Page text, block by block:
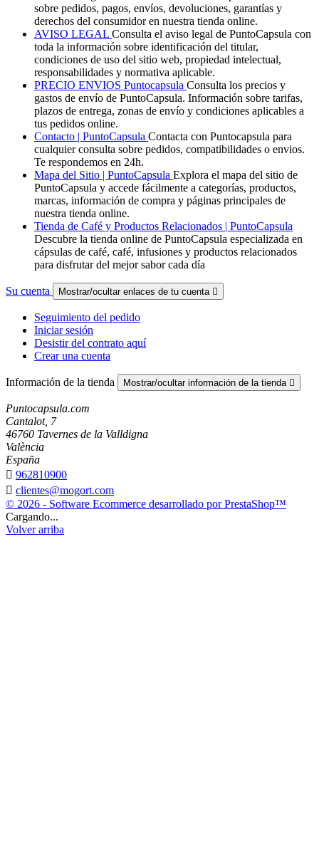
sobre pedidos, pagos, envíos, devoluciones, garantías y
derechos del consumidor en nuestra tienda online.
AVISO LEGAL Consulta el aviso legal de PuntoCapsula con
toda la información sobre identificación del titular,
condiciones de uso del sitio web, propiedad intelectual,
responsabilidades y normativa aplicable.
PRECIO ENVIOS Puntocapsula Consulta los precios y
gastos de envío de PuntoCapsula. Información sobre tarifas,
plazos de entrega, zonas de envío y condiciones aplicables a
tus pedidos online.
Contacto | PuntoCapsula Contacta con Puntocapsula para
cualquier consulta sobre pedidos, compatibilidades o envios.
Te respondemos en 24h.
Mapa del Sitio | PuntoCapsula Explora el mapa del sitio de
PuntoCapsula y accede fácilmente a categorías, productos,
marcas, información de compra y páginas principales de
nuestra tienda online.
Tienda de Café y Productos Relacionados | PuntoCapsula
Descubre la tienda online de PuntoCapsula especializada en
cápsulas de café, café, infusiones y productos relacionados
para disfrutar del mejor sabor cada día
Su cuenta Mostrar/ocultar enlaces de tu cuenta 
Seguimiento del pedido
Iniciar sesión
Desistir del contrato aquí
Crear una cuenta
Información de la tienda Mostrar/ocultar información de la tienda 
Puntocapsula.com
Cantalot, 7
46760 Tavernes de la Valldigna
València
España
 962810900
 clientes@mogort.com
© 2026 - Software Ecommerce desarrollado por PrestaShop™
Cargando...
Volver arriba